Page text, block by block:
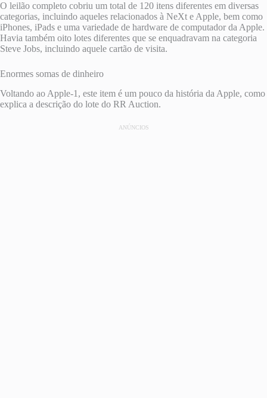
O leilão completo cobriu um total de 120 itens diferentes em diversas
categorias, incluindo aqueles relacionados à NeXt e Apple, bem como
iPhones, iPads e uma variedade de hardware de computador da Apple.
Havia também oito lotes diferentes que se enquadravam na categoria
Steve Jobs, incluindo aquele cartão de visita.
Enormes somas de dinheiro
Voltando ao Apple-1, este item é um pouco da história da Apple, como
explica a descrição do lote do RR Auction.
ANÚNCIOS